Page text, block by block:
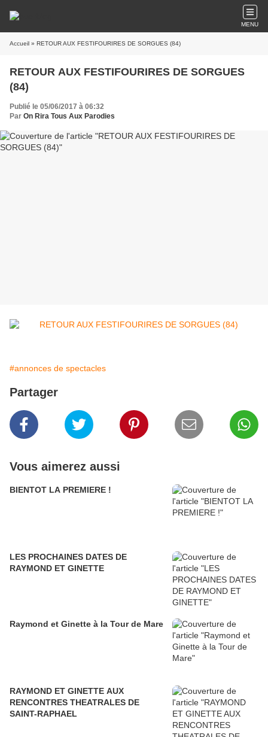
MENU
Accueil » RETOUR AUX FESTIFOURIRES DE SORGUES (84)
RETOUR AUX FESTIFOURIRES DE SORGUES
(84)
Publié le 05/06/2017 à 06:32
Par On Rira Tous Aux Parodies
#annonces de spectacles
Partager
Vous aimerez aussi
BIENTOT LA PREMIERE !
LES PROCHAINES DATES DE
RAYMOND ET GINETTE
Raymond et Ginette à la Tour de Mare
RAYMOND ET GINETTE AUX
RENCONTRES THEATRALES DE
SAINT-RAPHAEL